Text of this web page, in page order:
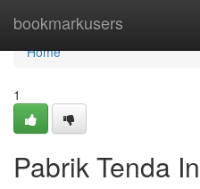
bookmarkusers
Home
Home
1
Pabrik Tenda